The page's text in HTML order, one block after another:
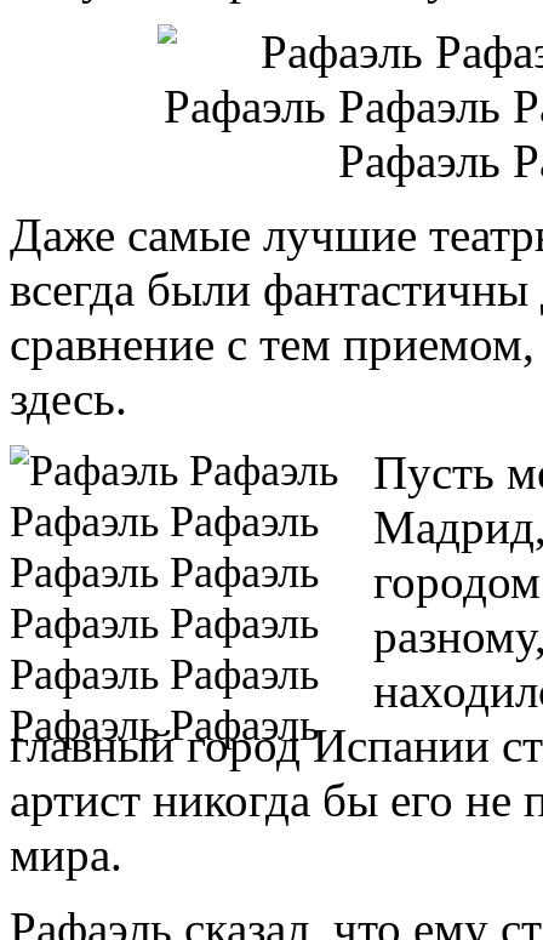
Даже самые лучшие
всегда были
сравнение с тем
здесь.
Пусть
Мадрид,
главный город Испании
артист никогда бы его
мира.
Рафаэль сказал, что ему